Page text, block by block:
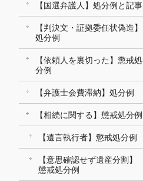
【国選弁護人】処分例と記事
【判決文・証拠委任状偽造】
処分例
【依頼人を裏切った】懲戒処
分例
【弁護士会費滞納】処分例
【相続に関する】懲戒処分例
【遺言執行者】懲戒処分例
【意思確認せず遺産分割】
懲戒処分例